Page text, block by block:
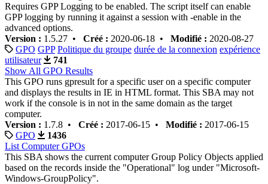
Requires GPP Logging to be enabled. The script itself can enable
GPP logging by running it against a session with -enable in the
advanced options.
Version : 1.5.27 • Créé : 2020-06-18 • Modifié : 2020-08-27
GPO GPP Politique du groupe durée de la connexion expérience
utilisateur
741
Show All GPO Results
This GPO runs gpresult for a specific user on a specific computer
and displays the results in IE in HTML format. This SBA may not
work if the console is in not in the same domain as the target
computer.
Version : 1.7.8 • Créé : 2017-06-15 • Modifié : 2017-06-15
GPO
1436
List Computer GPOs
This SBA shows the current computer Group Policy Objects applied
based on the records inside the "Operational" log under "Microsoft-
Windows-GroupPolicy".